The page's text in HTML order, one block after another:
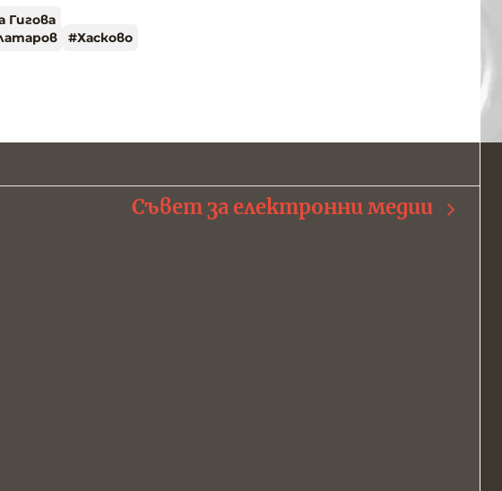
Гигова
#Хасково
Съвет за електронни медии